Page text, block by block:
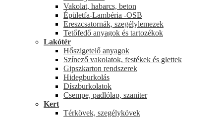
Vakolat, habarcs, beton
Épületfa-Lambéria -OSB
Ereszcsatornák, szegélylemezek
Tetőfedő anyagok és tartozékok
Lakótér
Hőszigetelő anyagok
Színező vakolatok, festékek és glettek
Gipszkarton rendszerek
Hidegburkolás
Díszburkolatok
Csempe, padlólap, szaniter
Kert
Térkövek, szegélykövek